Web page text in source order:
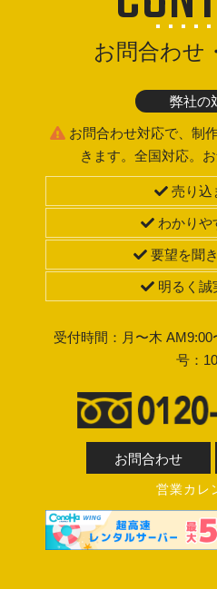
お問合わせ
弊社の
お問合わせ対応で、制
きます。全国対応。お
売り込
わかりや
要望を聞
明るく誠
受付時間：月〜木
号：10
お問合わせ
営業カレ